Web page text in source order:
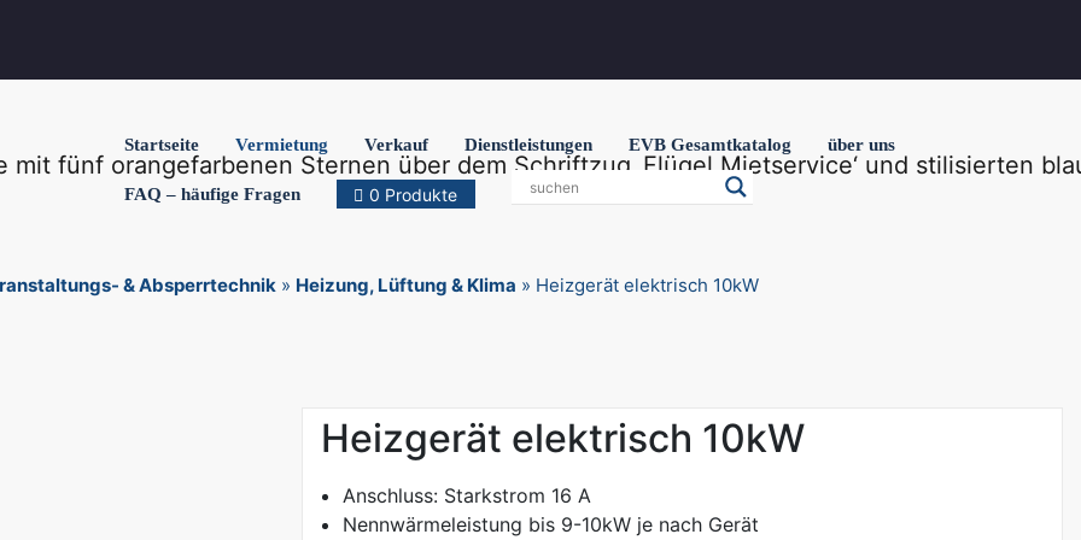
Startseite Vermietung Verkauf Dienstleistungen EVB Gesamtkatalog über uns
FAQ – häufige Fragen 0 Produkte
& Absperrtechnik » Heizung, Lüftung & Klima » Heizgerät elektrisch 10kW
Heizgerät elektrisch 10kW
Anschluss: Starkstrom 16 A
Nennwärmeleistung bis 9-10kW je nach Gerät